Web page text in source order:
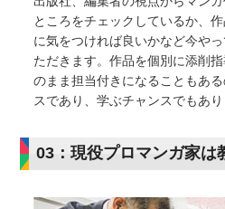
ところをチェックしているか、
に気をつければ良いかなど今や
ただきます。作品を個別に添削
のまま担当付きになることもあ
スであり、学ぶチャンスでもあり
03：現役プロマンガ家は